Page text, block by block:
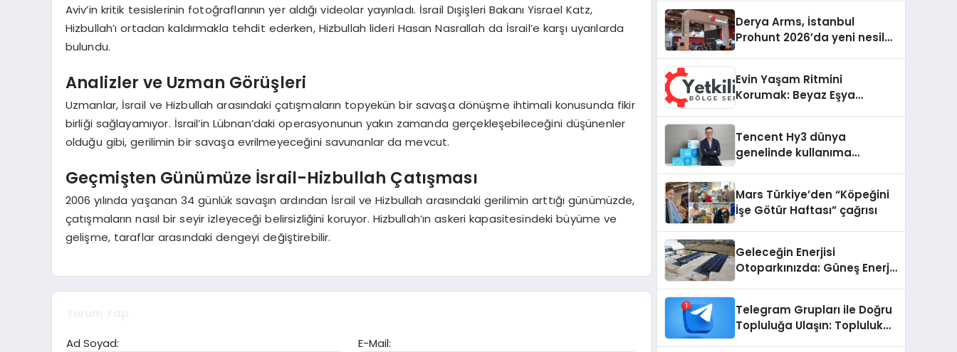
Aviv’in kritik tesislerinin fotoğraflarının yer aldığı videolar yayınladı. İsrail Dışişleri Bakanı Yisrael Katz,
Hizbullah’ı ortadan kaldırmakla tehdit ederken, Hizbullah lideri Hasan Nasrallah da İsrail’e karşı uyarılarda
bulundu.
Analizler ve Uzman Görüşleri
Uzmanlar, İsrail ve Hizbullah arasındaki çatışmaların topyekün bir savaşa dönüşme ihtimali konusunda fikir
birliği sağlayamıyor. İsrail’in Lübnan’daki operasyonunun yakın zamanda gerçekleşebileceğini düşünenler
olduğu gibi, gerilimin bir savaşa evrilmeyeceğini savunanlar da mevcut.
Geçmişten Günümüze İsrail-Hizbullah Çatışması
2006 yılında yaşanan 34 günlük savaşın ardından İsrail ve Hizbullah arasındaki gerilimin arttığı günümüzde,
çatışmaların nasıl bir seyir izleyeceği belirsizliğini koruyor. Hizbullah’ın askeri kapasitesindeki büyüme ve
gelişme, taraflar arasındaki dengeyi değiştirebilir.
Ad Soyad:
E-Mail:
Derya Arms, İstanbul
Prohunt 2026’da yeni nesil
Evin Yaşam Ritmini
Korumak: Beyaz Eşya
Tencent Hy3 dünya
genelinde kullanıma
Mars Türkiye’den “Köpeğini
İşe Götür Haftası” çağrısı
Geleceğin Enerjisi
Otoparkınızda: Güneş Enerjili
Telegram Grupları ile Doğru
Topluluğa Ulaşın: Topluluk